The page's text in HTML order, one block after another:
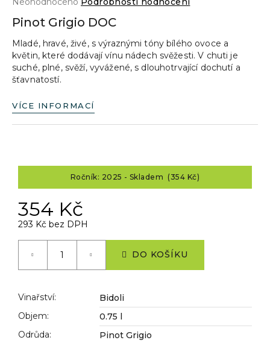
produktu
0,0
z
5
hvězdiček.
Pinot Grigio DOC
Mladé, hravé, živé, s výraznými tóny bílého ovoce a
květin, které dodávají vínu nádech svěžesti. V chuti je
suché, plné, svěží, vyvážené, s dlouhotrvající dochutí a
šťavnatostí.
VÍCE INFORMACÍ
Ročník: 2025 - Skladem (354 Kč)
354 Kč
293 Kč bez DPH
DO KOŠÍKU
Vinařství:
Bidoli
Objem:
0.75 l
Odrůda:
Pinot Grigio
a
j
í
t
?
D
o
p
o
č
e
e